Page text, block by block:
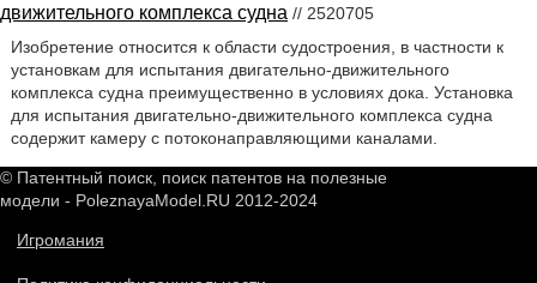
движительного комплекса судна // 2520705
Изобретение относится к области судостроения, в частности к
установкам для испытания двигательно-движительного
комплекса судна преимущественно в условиях дока. Установка
для испытания двигательно-движительного комплекса судна
содержит камеру с потоконаправляющими каналами.
© Патентный поиск, поиск патентов на полезные
модели - PoleznayaModel.RU 2012-2024
Игромания